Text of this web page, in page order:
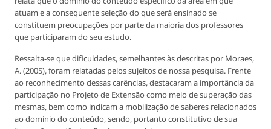
atuam e a consequente seleção do que será ensinado se
constituem preocupações por parte da maioria dos professores
que participaram do seu estudo.
Ressalta-se que dificuldades, semelhantes às descritas por Moraes,
A. (2005), foram relatadas pelos sujeitos de nossa pesquisa. Frente
ao reconhecimento dessas carências, destacaram a importância da
participação no Projeto de Extensão como meio de superação das
mesmas, bem como indicam a mobilização de saberes relacionados
ao domínio do conteúdo, sendo, portanto constitutivo de sua